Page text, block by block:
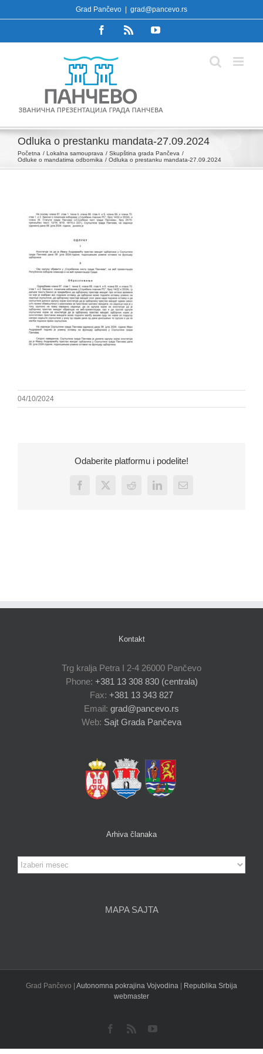
to
Grad Pančevo grad@pancevo.rs
FacebookRss YouTube
Odluka o prestanku mandata-27.09.2024
Početna Lokalna samouprava
Skupština grada Pančeva
Odluke o mandatima odbornika
Odluka o prestanku mandata-27.09.2024
04/10/2024
Odaberite platformu i podelite!
Facebook
X Reddit LinkedInEmail
Kontakt
Trg kralja Petra I 2-4 26000 Pančevo
Phone: +381 13 308 830 (centrala)
Fax: +381 13 343 827
Email: grad@pancevo.rs
Web: Sajt Grada Pančeva
Arhiva članaka
Arhiva
članaka
MAPA SAJTA
Grad Pančevo | Autonomna pokrajina Vojvodina | Republika Srbija
webmaster
Facebook
Rss YouTube